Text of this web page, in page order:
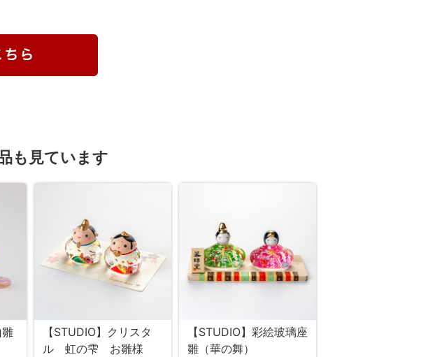
も見ています
雛
【STUDIO】クリスタ
ル 虹の雫 お雛様
【STUDIO】彩絵玻璃座
雛（華の舞）